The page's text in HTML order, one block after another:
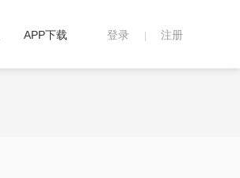
登录 注册
APP下载